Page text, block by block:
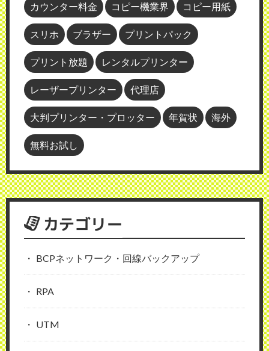
カウンター料金 コピー機業界 コピー用紙
スリホ ブラザー プリントパック
プリント放題 レンタルプリンター
レーザープリンター 代理店
大判プリンター・プロッター 年賀状 海外
無料お試し
カテゴリー
BCPネットワーク・回線バックアップ
RPA
UTM